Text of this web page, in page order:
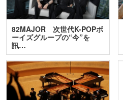
82MAJOR 次世代K-POPボ
ーイズグループの“今”を
訊…